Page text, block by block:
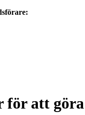
att